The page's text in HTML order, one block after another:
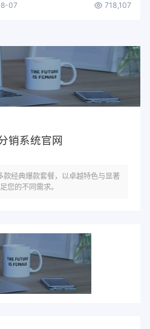
07 718,107
销系统官网
款经典爆款套餐，以卓越特色与显著
您的不同需求。